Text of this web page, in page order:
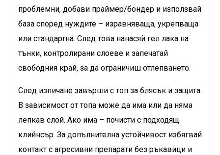
проблемни, добави праймер/бондер и използвай
база според нуждите – изравняваща, укрепваща
или стандартна. След това нанасяй гел лака на
тънки, контролирани слоеве и запечатай
свободния край, за да ограничиш отлепването.
След изпичане завърши с топ за блясък и защита.
В зависимост от топа може да има или да няма
лепкав слой. Ако има – почисти с подходящ
клийнсър. За допълнителна устойчивост избягвай
контакт с агресивни препарати без ръкавици и